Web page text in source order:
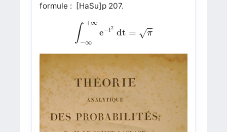
formule : [HaSu]p 207.
∫ +∞
−∞
e−t2 dt = √π
−∞+